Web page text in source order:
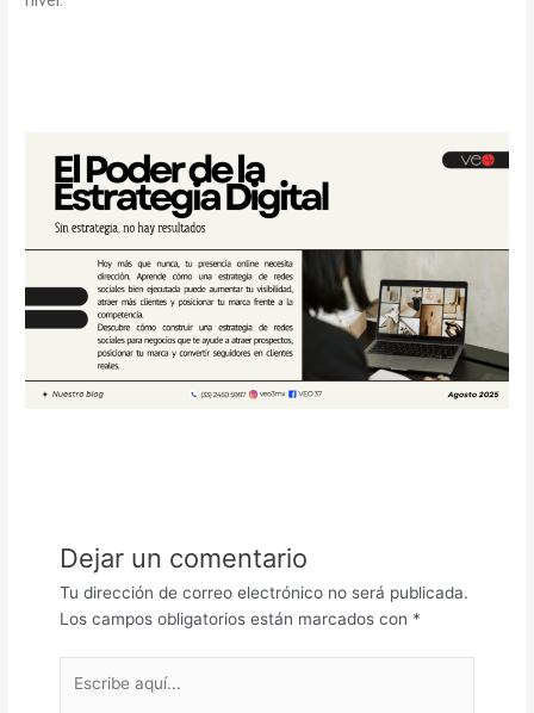
Dejar un comentario
Tu dirección de correo electrónico no será publicada.
Los campos obligatorios están marcados con *
aquí...